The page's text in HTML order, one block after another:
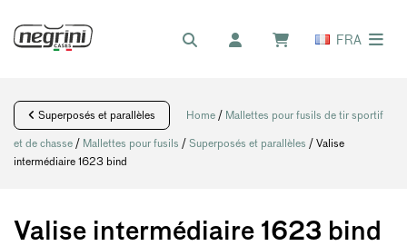
FRA
Superposés et parallèles Home / Mallettes pour fusils de tir sportif
et de chasse / Mallettes pour fusils / Superposés et parallèles / Valise
intermédiaire 1623 bind
Valise intermédiaire 1623 bind